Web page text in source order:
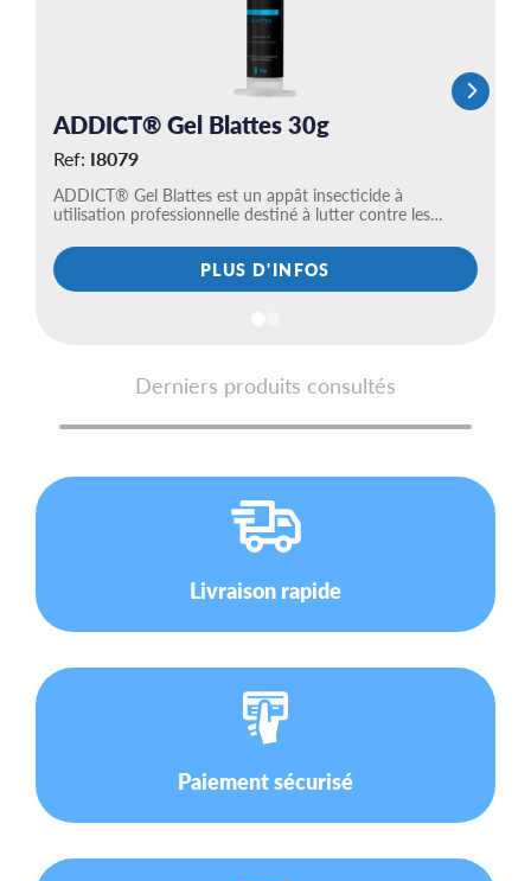
ADDICT® Gel Blattes 30g
Ref: I8079
ADDICT® Gel Blattes est un appât insecticide à
utilisation professionnelle destiné à lutter contre les…
PLUS D'INFOS
Derniers produits consultés
Livraison rapide
Paiement sécurisé